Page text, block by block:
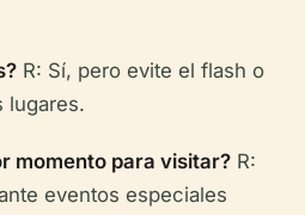
R: Sí, pero evite el flash o
lugares.
momento para visitar? R:
eventos especiales